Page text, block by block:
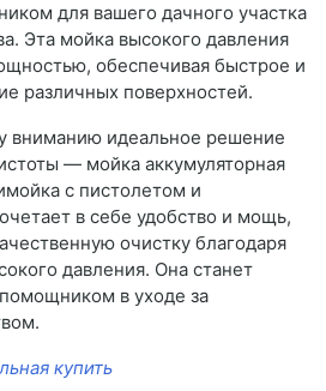
для вашего дачного участка
Эта мойка высокого давления
обеспечивая быстрое и
различных поверхностей.
вниманию идеальное решение
— мойка аккумуляторная
с пистолетом и
в себе удобство и мощь,
очистку благодаря
давления. Она станет
в уходе за
купить